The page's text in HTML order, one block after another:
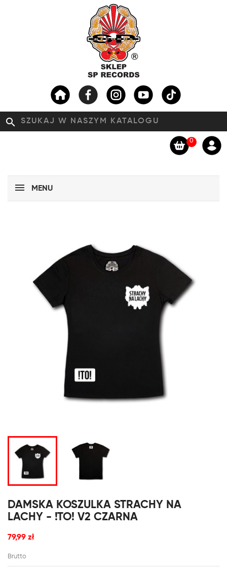
search
0
MENU
DAMSKA KOSZULKA STRACHY NA
LACHY - !TO! V2 CZARNA
79,99 zł
Brutto